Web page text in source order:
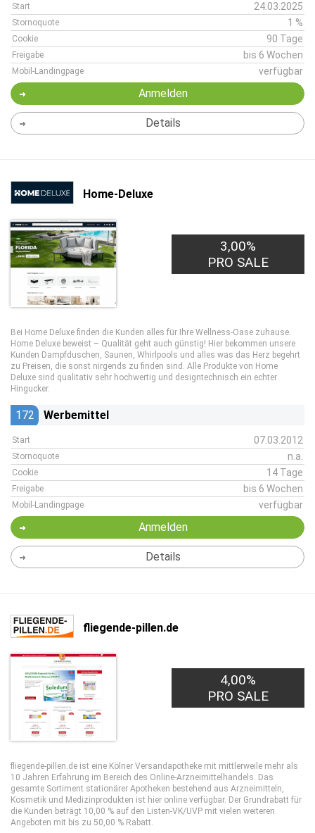
Start 24.03.2025
Stornoquote 1 %
Cookie 90 Tage
Freigabe bis 6 Wochen
Mobil-Landingpage verfügbar
Anmelden
Details
Home-Deluxe
3,00%
PRO SALE
Bei Home Deluxe finden die Kunden alles für Ihre Wellness-Oase zuhause.
Home Deluxe beweist – Qualität geht auch günstig! Hier bekommen unsere
Kunden Dampfduschen, Saunen, Whirlpools und alles was das Herz begehrt
zu Preisen, die sonst nirgends zu finden sind. Alle Produkte von Home
Deluxe sind qualitativ sehr hochwertig und designtechnisch ein echter
Hingucker.
172 Werbemittel
Start 07.03.2012
Stornoquote n.a.
Cookie 14 Tage
Freigabe bis 6 Wochen
Mobil-Landingpage verfügbar
Anmelden
Details
fliegende-pillen.de
4,00%
PRO SALE
fliegende-pillen.de ist eine Kölner Versandapotheke mit mittlerweile mehr als
10 Jahren Erfahrung im Bereich des Online-Arzneimittelhandels. Das
gesamte Sortiment stationärer Apotheken bestehend aus Arzneimitteln,
Kosmetik und Medizinprodukten ist hier online verfügbar. Der Grundrabatt für
die Kunden beträgt 10,00 % auf den Listen-VK/UVP mit vielen weiteren
Angeboten mit bis zu 50,00 % Rabatt.